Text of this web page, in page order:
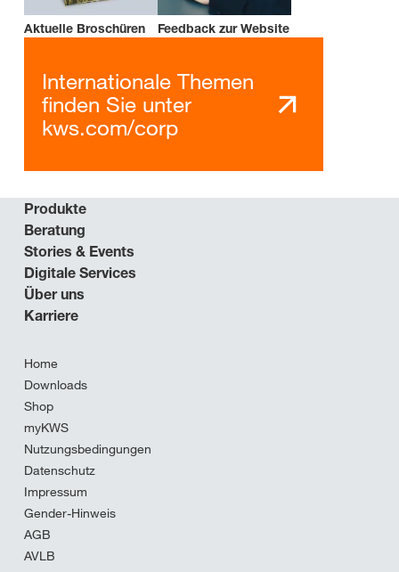
Aktuelle Broschüren Feedback zur Website
Internationale Themen
finden Sie unter
kws.com/corp
Produkte
Beratung
Stories & Events
Digitale Services
Über uns
Karriere
Home
Downloads
Shop
myKWS
Nutzungsbedingungen
Datenschutz
Impressum
Gender-Hinweis
AGB
AVLB